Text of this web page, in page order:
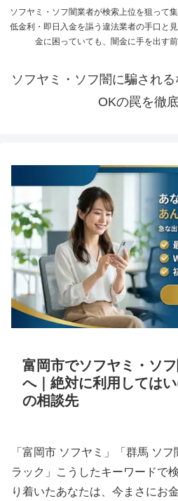
ソフヤミ・ソフ闇業者が検索上位を狙って
低金利・即日入金を謳う違法業者の手口と
金に困っていても、闇金に手を出す
ソフヤミ・ソフ闇に騙され
OKの罠を徹
富岡市でソフヤミ・ソ
へ｜絶対に利用しては
の相談先
「富岡市 ソフヤミ」「群馬 ソ
ラック」こうしたキーワードで
り着いたあなたは、今まさにお